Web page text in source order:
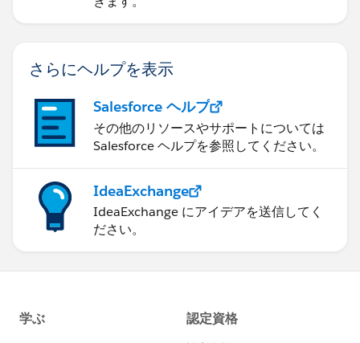
さらにヘルプを表示
Salesforce ヘルプ
その他のリソースやサポートについては
Salesforce ヘルプを参照してください。
IdeaExchange
IdeaExchange にアイデアを送信してく
ださい。